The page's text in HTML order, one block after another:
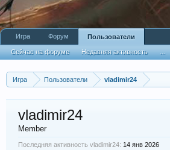
Игра Пользователи vladimir24
vladimir24
Member
Последняя активность vladimir24: 14 янв 2026
Игра Форум Пользователи
Сейчас на форуме Недавняя активность